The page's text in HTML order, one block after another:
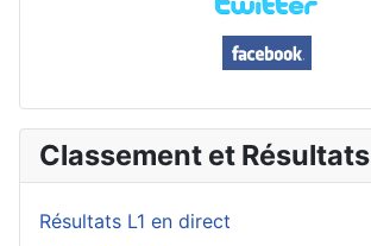
Classement et Résultats
Résultats L1 en direct